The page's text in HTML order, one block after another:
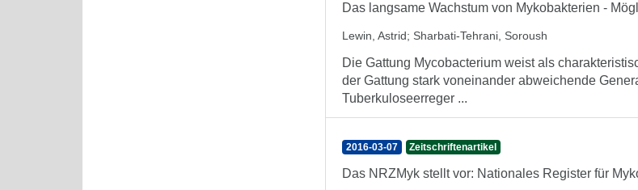
Das langsame Wachstum von Mykobakterien -
Lewin, Astrid; Sharbati-Tehrani, Soroush
Die Gattung Mycobacterium weist als
der Gattung stark voneinander abweichende
Tuberkuloseerreger ...
2016-03-07 Zeitschriftenartikel
Das NRZMyk stellt vor: Nationales Register für